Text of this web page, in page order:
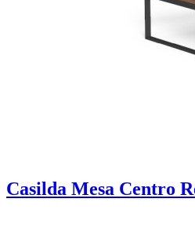
Casilda Mesa Centro